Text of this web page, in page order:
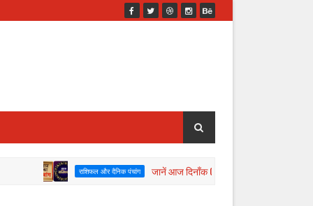
राशिफल और दैनिक पंचांग जानें आज दिनाँक 08/08/2026 का पंचांग व राशिफल